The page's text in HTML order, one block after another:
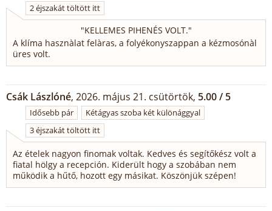
2 éjszakát töltött itt
"KELLEMES PIHENÉS VOLT."
A klíma hasznàlat felàras, a folyékonyszappan a kézmosónàl
üres volt.
Csák Lászlóné, 2026. május 21. csütörtök, 5.00 / 5
Idősebb pár
Kétágyas szoba két különággyal
3 éjszakát töltött itt
Az ételek nagyon finomak voltak. Kedves és segítőkész volt a
fiatal hölgy a recepción. Kiderült hogy a szobában nem
működik a hűtő, hozott egy másikat. Köszönjük szépen!